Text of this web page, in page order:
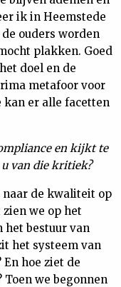
ik in Heemstede
ouders worden
plakken. Goed
doel en de
metafoor voor
kan er alle facetten
en kijkt te
van die kritiek?
naar de kwaliteit op
we op het
het bestuur van
het systeem van
hoe ziet de
we begonnen